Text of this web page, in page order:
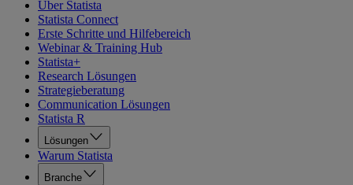
Über Statista
Statista Connect
Erste Schritte und Hilfebereich
Webinar & Training Hub
Statista+
Research Lösungen
Strategieberatung
Communication Lösungen
Statista R
Lösungen
Warum Statista
Branche